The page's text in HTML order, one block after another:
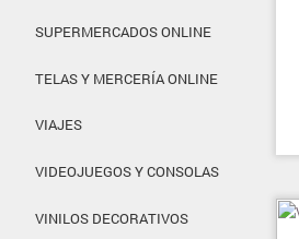
SUPERMERCADOS ONLINE
TELAS Y MERCERÍA ONLINE
VIAJES
VIDEOJUEGOS Y CONSOLAS
VINILOS DECORATIVOS